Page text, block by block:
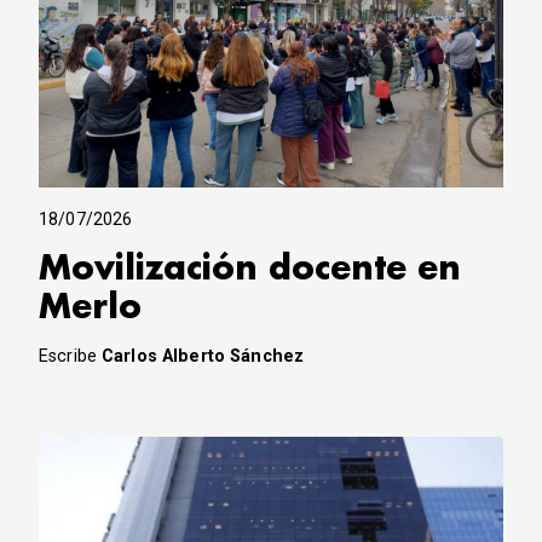
18/07/2026
Movilización docente en
Merlo
Escribe Carlos Alberto Sánchez